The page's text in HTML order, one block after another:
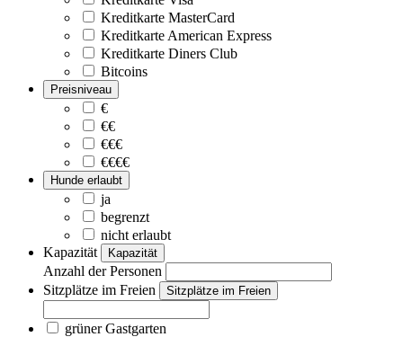
Kreditkarte MasterCard
Kreditkarte American Express
Kreditkarte Diners Club
Bitcoins
Preisniveau
€
€€
€€€
€€€€
Hunde erlaubt
ja
begrenzt
nicht erlaubt
Kapazität
Kapazität
Anzahl der Personen
Sitzplätze im Freien
Sitzplätze im Freien
grüner Gastgarten